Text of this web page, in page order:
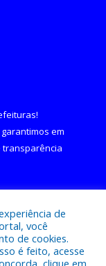
!
em
transparência
de
você
de cookies.
é feito, acesse
clique em